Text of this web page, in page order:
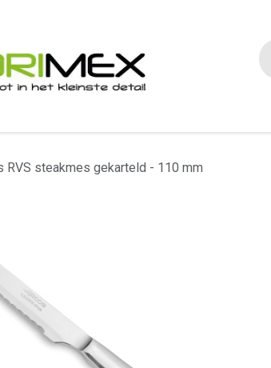
RVS steakmes gekarteld - 110 mm